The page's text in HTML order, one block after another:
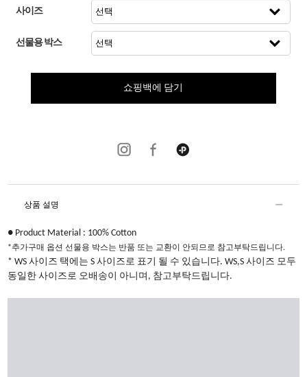
사이즈
선물용 박스
쇼핑백에 담기
상품 설명
● Product Material : 100% Cotton​
*추가구매 옵션 선물용 박스는 반품 또는 교환이 안되므로 참고부탁드립니다.
* WS 사이즈 택에는 S 사이즈로 표기 될 수 있습니다. WS,S 사이즈 모두
동일한 사이즈로 오배송이 아니며, 참고부탁드립니다.